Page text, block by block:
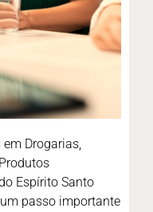
Drogarias,
Espírito Santo
passo importante